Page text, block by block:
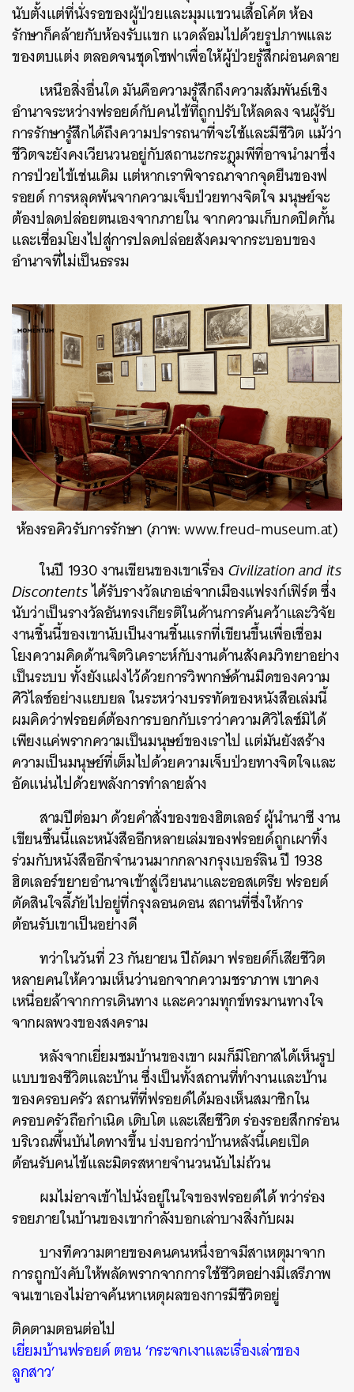
นับตั้งแต่ที่นั่งรอของผู้ป่วยและมุมแขวนเสื้อโค้ต ห้อง
รักษาก็คล้ายกับห้องรับแขก แวดล้อมไปด้วยรูปภาพและ
ของตบแต่ง ตลอดจนชุดโซฟาเพื่อให้ผู้ป่วยรู้สึกผ่อนคลาย
เหนือสิ่งอื่นใด มันคือความรู้สึกถึงความสัมพันธ์เชิง
อำนาจระหว่างฟรอยด์กับคนไข้ที่ถูกปรับให้ลดลง จนผู้รับ
การรักษารู้สึกได้ถึงความปรารถนาที่จะใช้และมีชีวิต แม้ว่า
ชีวิตจะยังคงเวียนวนอยู่กับสถานะกระฎุมพีที่อาจนำมาซึ่ง
การป่วยไข้เช่นเดิม แต่หากเราพิจารณาจากจุดยืนของฟ
รอยด์ การหลุดพ้นจากความเจ็บป่วยทางจิตใจ มนุษย์จะ
ต้องปลดปล่อยตนเองจากภายใน จากความเก็บกดปิดกั้น
และเชื่อมโยงไปสู่การปลดปล่อยสังคมจากระบอบของ
อำนาจที่ไม่เป็นธรรม
ห้องรอคิวรับการรักษา (ภาพ: www.freud-museum.at)
ในปี 1930 งานเขียนของเขาเรื่องCivilization and its
Discontentsได้รับรางวัลเกอเธ่จากเมืองแฟรงก์เฟิร์ต ซึ่ง
นับว่าเป็นรางวัลอันทรงเกียรติในด้านการค้นคว้าและวิจัย
งานชิ้นนี้ของเขานับเป็นงานชิ้นแรกที่เขียนขึ้นเพื่อเชื่อม
โยงความคิดด้านจิตวิเคราะห์กับงานด้านสังคมวิทยาอย่าง
เป็นระบบ ทั้งยังแฝงไว้ด้วยการวิพากษ์ด้านมืดของความ
ศิวิไลซ์อย่างแยบยล ในระหว่างบรรทัดของหนังสือเล่มนี้
ผมคิดว่าฟรอยด์ต้องการบอกกับเราว่าความศิวิไลซ์มิได้
เพียงแค่พรากความเป็นมนุษย์ของเราไป แต่มันยังสร้าง
ความเป็นมนุษย์ที่เต็มไปด้วยความเจ็บป่วยทางจิตใจและ
อัดแน่นไปด้วยพลังการทำลายล้าง
สามปีต่อมา ด้วยคำสั่งของของฮิตเลอร์ ผู้นำนาซี งาน
เขียนชิ้นนี้และหนังสืออีกหลายเล่มของฟรอยด์ถูกเผาทิ้ง
ร่วมกับหนังสืออีกจำนวนมากกลางกรุงเบอร์ลิน ปี 1938
ฮิตเลอร์ขยายอำนาจเข้าสู่เวียนนาและออสเตรีย ฟรอยด์
ตัดสินใจลี้ภัยไปอยู่ที่กรุงลอนดอน สถานที่ซึ่งให้การ
ต้อนรับเขาเป็นอย่างดี
ทว่าในวันที่ 23 กันยายน ปีถัดมา ฟรอยด์ก็เสียชีวิต
หลายคนให้ความเห็นว่านอกจากความชราภาพ เขาคง
เหนื่อยล้าจากการเดินทาง และความทุกข์ทรมานทางใจ
จากผลพวงของสงคราม
หลังจากเยี่ยมชมบ้านของเขา ผมก็มีโอกาสได้เห็นรูป
แบบของชีวิตและบ้าน ซึ่งเป็นทั้งสถานที่ทำงานและบ้าน
ของครอบครัว สถานที่ที่ฟรอยด์ได้มองเห็นสมาชิกใน
ครอบครัวถือกำเนิด เติบโต และเสียชีวิต ร่องรอยสึกกร่อน
บริเวณพื้นบันไดทางขึ้น บ่งบอกว่าบ้านหลังนี้เคยเปิด
ต้อนรับคนไข้และมิตรสหายจำนวนนับไม่ถ้วน
ผมไม่อาจเข้าไปนั่งอยู่ในใจของฟรอยด์ได้ ทว่าร่อง
รอยภายในบ้านของเขากำลังบอกเล่าบางสิ่งกับผม
บางทีความตายของคนคนหนึ่งอาจมีสาเหตุมาจาก
การถูกบังคับให้พลัดพรากจากการใช้ชีวิตอย่างมีเสรีภาพ
จนเขาเองไม่อาจค้นหาเหตุผลของการมีชีวิตอยู่
ติดตามตอนต่อไป
เยี่ยมบ้านฟรอยด์ ตอน ‘กระจกเงาและเรื่องเล่าของ
ลูกสาว’